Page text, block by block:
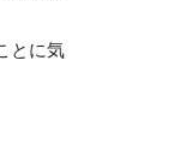
とに気